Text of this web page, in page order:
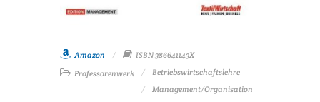
Amazon
ISBN 386641143X
Professorenwerk
Betriebswirtschaftslehre
Management/Organisation